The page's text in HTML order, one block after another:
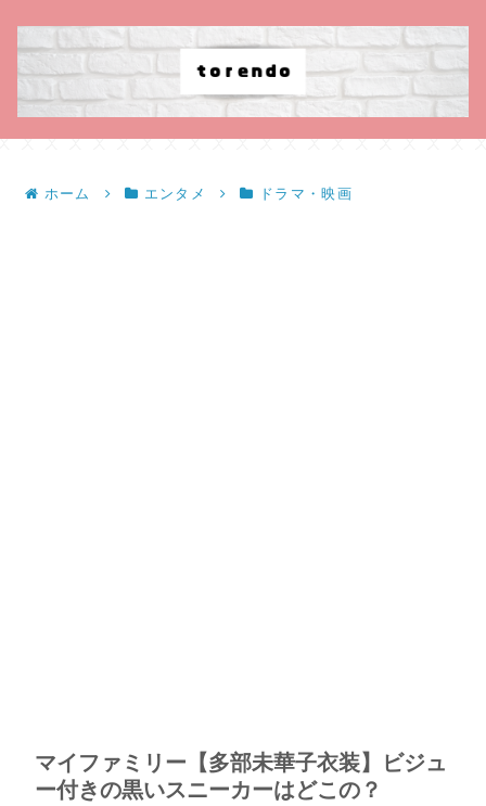
ホーム エンタメ ドラマ・映画
マイファミリー【多部未華子衣装】ビジュ
ー付きの黒いスニーカーはどこの？